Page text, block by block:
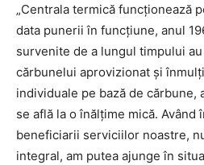
„Centrala termică funcționează
data punerii în funcțiune, anul
survenite de a lungul timpului
cărbunelui aprovizionat și
individuale pe bază de cărbune,
se află la o înălțime mică. Având
beneficiarii serviciilor noastre,
integral, am putea ajunge în